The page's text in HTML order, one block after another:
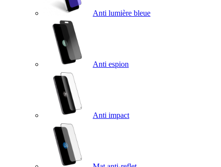
Anti lumière bleue
Anti espion
Anti impact